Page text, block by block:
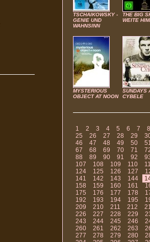
TSCHAIKOWSKY -
GENIE UND
WAHNSINN
THE BIG
WEITE
MYSTERIOUS
OBJECT AT NOON
SUNDAYS
CYBELE
1 2 3 4 5 6 7 8
25
26 27 28 29
46
47 48 49 50
67
68 69 70 71
88
89 90 91 92
107
108 109 110
124
125 126 127
141
142 143 144
158
159 160 161
175
176 177 178
192
193 194 195
209
210 211 212
226
227 228 229
243
244 245 246
260
261 262 263
277
278 279 280